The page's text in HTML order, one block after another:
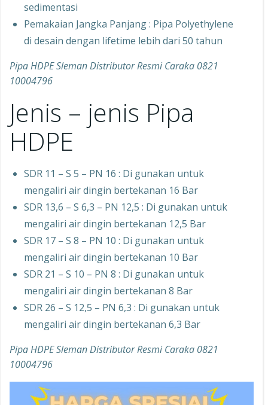
sedimentasi
Pemakaian Jangka Panjang : Pipa Polyethylene
di desain dengan lifetime lebih dari 50 tahun
Pipa HDPE Sleman Distributor Resmi Caraka 0821
10004796
Jenis – jenis Pipa
HDPE
SDR 11 – S 5 – PN 16 : Di gunakan untuk
mengaliri air dingin bertekanan 16 Bar
SDR 13,6 – S 6,3 – PN 12,5 : Di gunakan untuk
mengaliri air dingin bertekanan 12,5 Bar
SDR 17 – S 8 – PN 10 : Di gunakan untuk
mengaliri air dingin bertekanan 10 Bar
SDR 21 – S 10 – PN 8 : Di gunakan untuk
mengaliri air dingin bertekanan 8 Bar
SDR 26 – S 12,5 – PN 6,3 : Di gunakan untuk
mengaliri air dingin bertekanan 6,3 Bar
Pipa HDPE Sleman Distributor Resmi Caraka 0821
10004796